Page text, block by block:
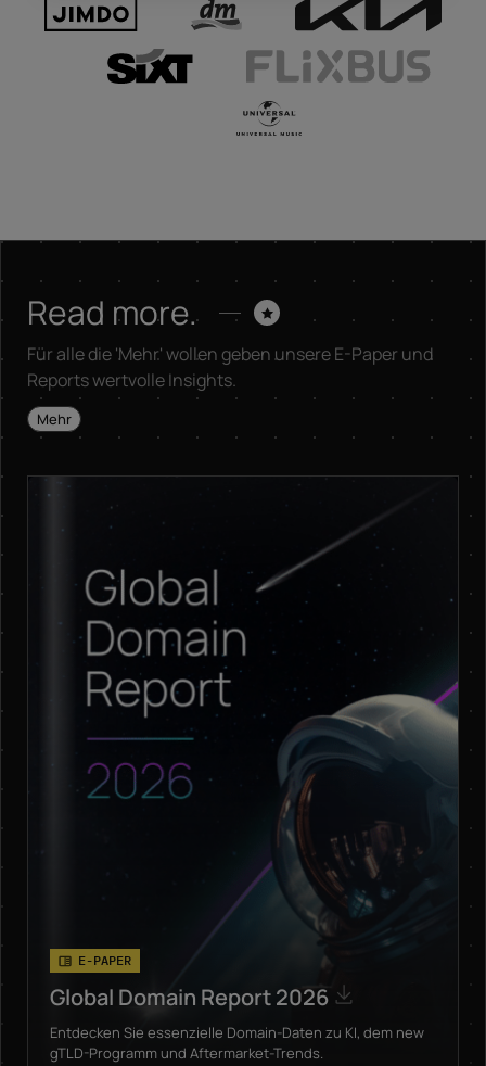
Read more.
Für alle die 'Mehr' wollen geben unsere E-Paper und
Reports wertvolle Insights.
Mehr
E-PAPER
Global Domain Report 2026
Entdecken Sie essenzielle Domain-Daten zu KI, dem new
gTLD-Programm und Aftermarket-Trends.